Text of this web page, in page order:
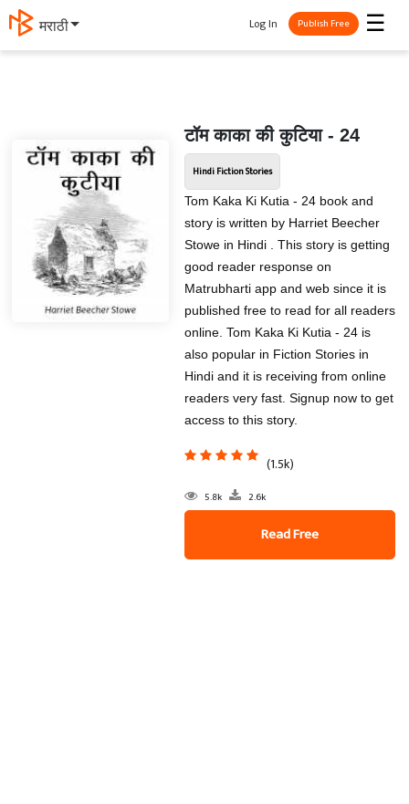
मराठी ☰
Log In Publish Free
टॉम काका की कुटिया - 24
Hindi Fiction Stories
Tom Kaka Ki Kutia - 24 book and
story is written by Harriet Beecher
Stowe in Hindi . This story is getting
good reader response on
Matrubharti app and web since it is
published free to read for all readers
online. Tom Kaka Ki Kutia - 24 is
also popular in Fiction Stories in
Hindi and it is receiving from online
readers very fast. Signup now to get
access to this story.
(1.5k)
5.8k 2.6k
Read Free